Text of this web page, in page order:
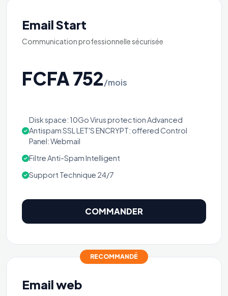
Email Start
Communication professionnelle sécurisée
FCFA 752/mois
Disk space: 10Go Virus protection Advanced
Antispam SSL LET'S ENCRYPT: offered Control
Panel: Webmail
Filtre Anti-Spam Intelligent
Support Technique 24/7
COMMANDER
RECOMMANDÉ
Email web